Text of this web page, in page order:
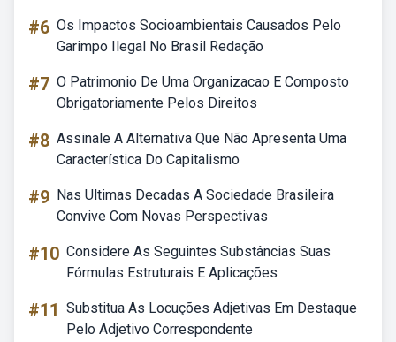
#6 Os Impactos Socioambientais Causados Pelo
Garimpo Ilegal No Brasil Redação
#7 O Patrimonio De Uma Organizacao E Composto
Obrigatoriamente Pelos Direitos
#8 Assinale A Alternativa Que Não Apresenta Uma
Característica Do Capitalismo
#9 Nas Ultimas Decadas A Sociedade Brasileira
Convive Com Novas Perspectivas
#10 Considere As Seguintes Substâncias Suas
Fórmulas Estruturais E Aplicações
#11 Substitua As Locuções Adjetivas Em Destaque
Pelo Adjetivo Correspondente